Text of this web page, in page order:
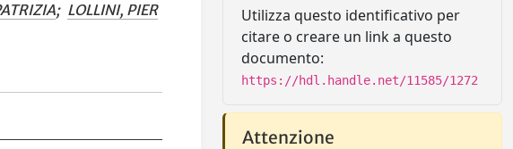
; LOLLINI, PIER
Utilizza questo identificativo per
citare o creare un link a questo
documento:
https://hdl.handle.net/11585/1272
Attenzione